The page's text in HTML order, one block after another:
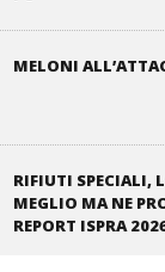
MELONI
RIFIUTI SPECIALI,
MEGLIO MA NE
REPORT ISPRA